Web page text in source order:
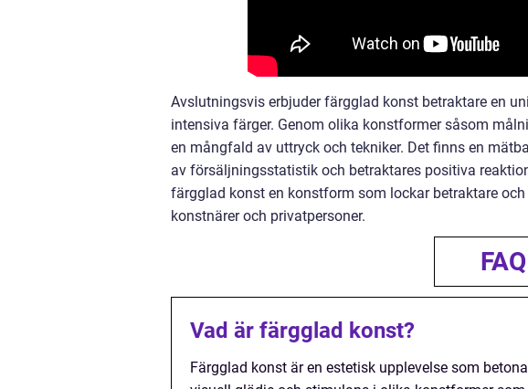
Avslutningsvis erbjuder färgglad konst betraktare en
intensiva färger. Genom olika konstformer såsom
en mångfald av uttryck och tekniker. Det finns en
av försäljningsstatistik och betraktares positiva
färgglad konst en konstform som lockar betraktare
konstnärer och privatpersoner.
FAQ
Vad är färgglad konst?
Färgglad konst är en estetisk upplevelse som